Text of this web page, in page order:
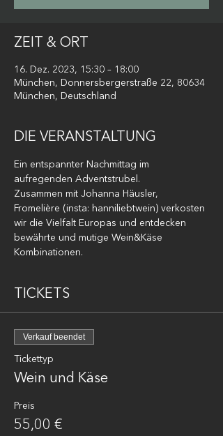
ZEIT & ORT
16. Dez. 2023, 15:30 – 18:00
München, Donnersbergerstraße 22, 80634
München, Deutschland
DIE VERANSTALTUNG
Ein entspannter Nachmittag im
aufregenden Adventstrubel.
Zusammen mit Johanna Häusler,
Fromelière (insta: hanniliebtwein) verkosten
wir die Vielfalt Europas und entdecken
bewährte und mutige Wein&Käse
Kombinationen.
TICKETS
Verkauf beendet
Tickettyp
Wein und Käse
Preis
55,00 €